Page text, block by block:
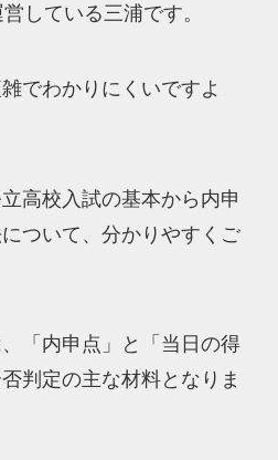
している三浦です。
でわかりにくいですよ
高校入試の基本から内申
ついて、分かりやすくご
「内申点」と「当日の得
判定の主な材料となりま